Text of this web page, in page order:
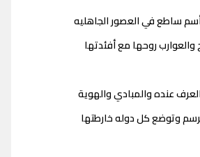
ساطع في العصور الجاهليه
والعوارب روحها مع أفئدتها
عنده والمبادي والهوية
وتوضع كل دوله خارطتها